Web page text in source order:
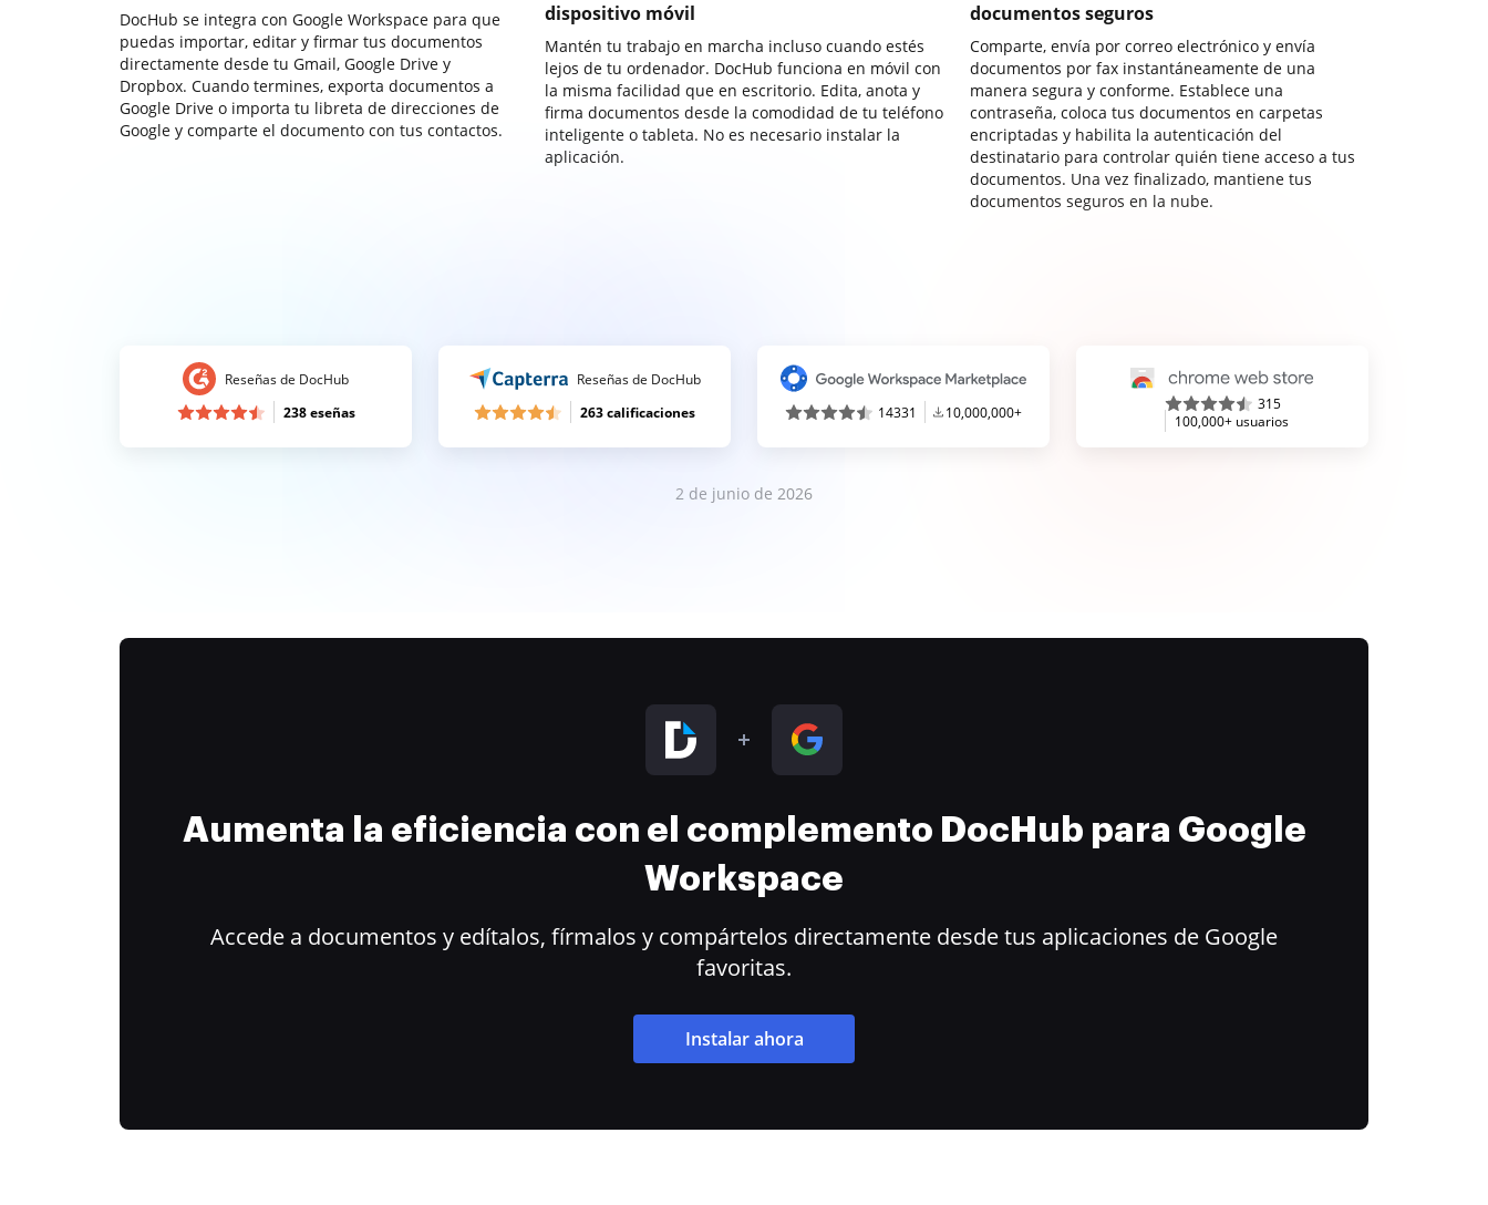
DocHub se integra con Google Workspace para que
puedas importar, editar y firmar tus documentos
directamente desde tu Gmail, Google Drive y
Dropbox. Cuando termines, exporta documentos a
Google Drive o importa tu libreta de direcciones de
Google y comparte el documento con tus contactos.
dispositivo móvil
Mantén tu trabajo en marcha incluso cuando estés
lejos de tu ordenador. DocHub funciona en móvil con
la misma facilidad que en escritorio. Edita, anota y
firma documentos desde la comodidad de tu teléfono
inteligente o tableta. No es necesario instalar la
aplicación.
documentos seguros
Comparte, envía por correo electrónico y envía
documentos por fax instantáneamente de una
manera segura y conforme. Establece una
contraseña, coloca tus documentos en carpetas
encriptadas y habilita la autenticación del
destinatario para controlar quién tiene acceso a tus
documentos. Una vez finalizado, mantiene tus
documentos seguros en la nube.
Reseñas de DocHub
238 eseñas
Reseñas de DocHub
263 calificaciones
14331 10,000,000+
315
100,000+ usuarios
2 de junio de 2026
Aumenta la eficiencia con el complemento DocHub para Google
Workspace
Accede a documentos y edítalos, fírmalos y compártelos directamente desde tus aplicaciones de Google
favoritas.
Instalar ahora